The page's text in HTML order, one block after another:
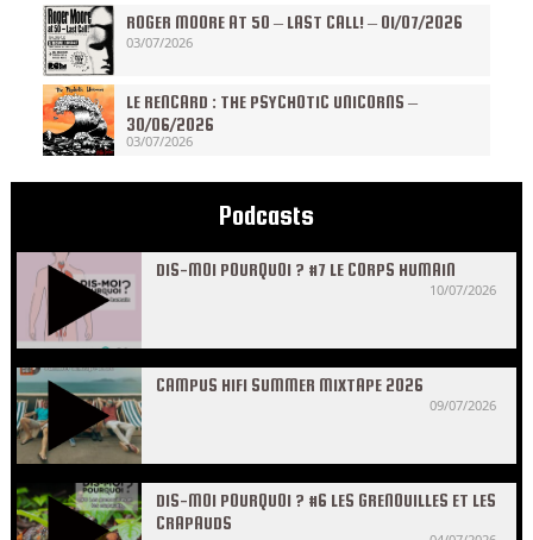
ROGER MOORE AT 50 – LAST CALL! – 01/07/2026
03/07/2026
LE RENCARD : THE PSYCHOTIC UNICORNS –
30/06/2026
03/07/2026
Podcasts
DIS-MOI POURQUOI ? #7 LE CORPS HUMAIN
10/07/2026
CAMPUS HIFI SUMMER MIXTAPE 2026
09/07/2026
DIS-MOI POURQUOI ? #6 LES GRENOUILLES ET LES
CRAPAUDS